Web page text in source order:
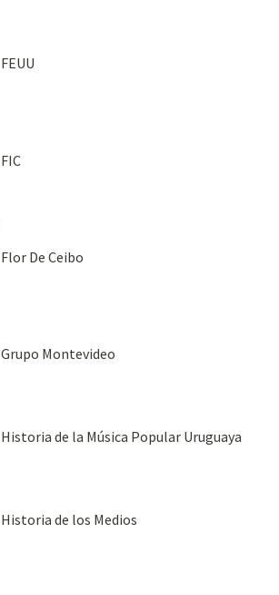
FEUU
FIC
Flor De Ceibo
Grupo Montevideo
Historia de la Música Popular Uruguaya
Historia de los Medios